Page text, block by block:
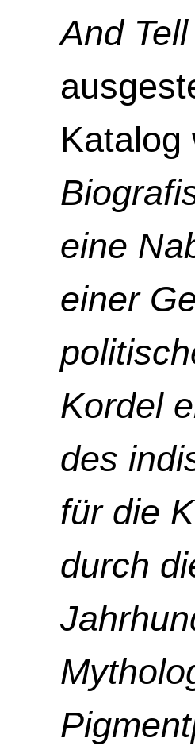
And
eine
einer
Kordel
des
für die
durch